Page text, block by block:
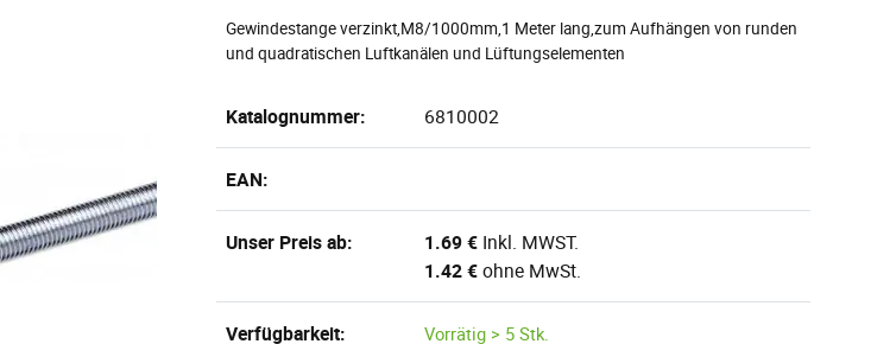
Gewindestange verzinkt,M8/1000mm,1 Meter lang,zum Aufhängen von runden
und quadratischen Luftkanälen und Lüftungselementen
Katalognummer: 6810002
EAN:
Unser Preis ab: 1.69 € Inkl. MWST.
1.42 €ohne MwSt.
Verfügbarkeit: Vorrätig > 5 Stk.